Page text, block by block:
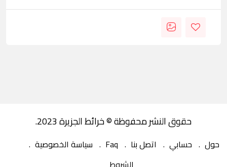
حقوق النشر محفوظة © خرائط الجزيرة 2023.
حول حسابي اتصل بنا Faq
سياسة الخصوصية